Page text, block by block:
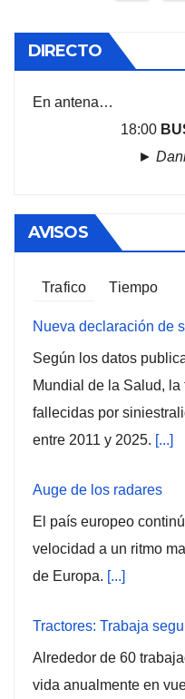
DIRECTO
En antena…
18:00
►
AVISOS
Trafico Tiempo
Nueva declaración de
Según los datos
Mundial de la Salud,
fallecidas por
entre 2011 y 2025. [...]
Auge de los radares
El país europeo
velocidad a un ritmo
de Europa. [...]
Tractores: Trabaja
Alrededor de 60
vida anualmente en